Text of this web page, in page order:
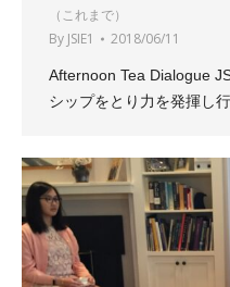
（これまで）
By JSIE1 2018/06/11
Afternoon Tea Dialogue
シップをとり力を発揮し